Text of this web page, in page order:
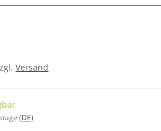
Versand
(DE)